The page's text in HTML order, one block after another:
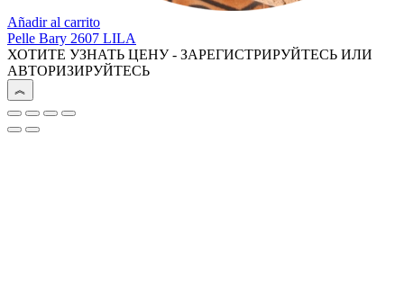
Añadir al carrito
Pelle Bary 2607 LILA
ХОТИТЕ УЗНАТЬ ЦЕНУ - ЗАРЕГИСТРИРУЙТЕСЬ ИЛИ
АВТОРИЗИРУЙТЕСЬ